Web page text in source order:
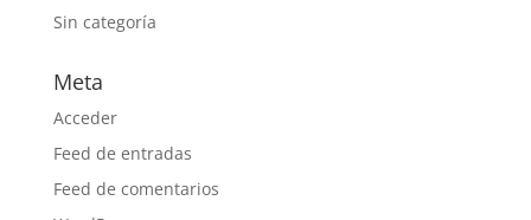
Sin categoría
Meta
Acceder
Feed de entradas
Feed de comentarios